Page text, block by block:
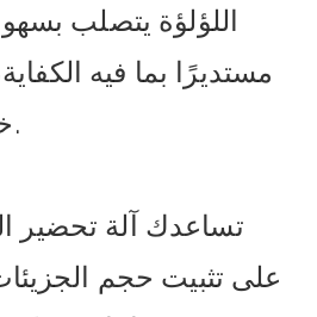
اللؤلؤة يتصلب
مستديرًا بما فيه
خطير على الإنتاج.
تساعدك آلة تحضير